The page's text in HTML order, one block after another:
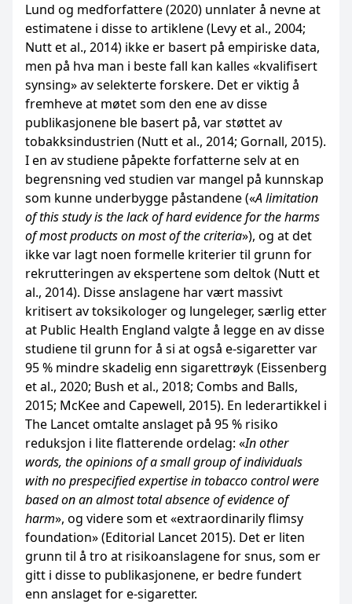
Lund og medforfattere (2020) unnlater å nevne at
estimatene i disse to artiklene (Levy et al., 2004;
Nutt et al., 2014) ikke er basert på empiriske data,
men på hva man i beste fall kan kalles «kvalifisert
synsing» av selekterte forskere. Det er viktig å
fremheve at møtet som den ene av disse
publikasjonene ble basert på, var støttet av
tobakksindustrien (Nutt et al., 2014; Gornall, 2015).
I en av studiene påpekte forfatterne selv at en
begrensning ved studien var mangel på kunnskap
som kunne underbygge påstandene («A limitation
of this study is the lack of hard evidence for the harms
of most products on most of the criteria»), og at det
ikke var lagt noen formelle kriterier til grunn for
rekrutteringen av ekspertene som deltok (Nutt et
al., 2014). Disse anslagene har vært massivt
kritisert av toksikologer og lungeleger, særlig etter
at Public Health England valgte å legge en av disse
studiene til grunn for å si at også e-sigaretter var
95 % mindre skadelig enn sigarettrøyk (Eissenberg
et al., 2020; Bush et al., 2018; Combs and Balls,
2015; McKee and Capewell, 2015). En lederartikkel i
The Lancet omtalte anslaget på 95 % risiko
reduksjon i lite flatterende ordelag: «In other
words, the opinions of a small group of individuals
with no prespecified expertise in tobacco control were
based on an almost total absence of evidence of
harm», og videre som et «extraordinarily flimsy
foundation» (Editorial Lancet 2015). Det er liten
grunn til å tro at risikoanslagene for snus, som er
gitt i disse to publikasjonene, er bedre fundert
enn anslaget for e-sigaretter.